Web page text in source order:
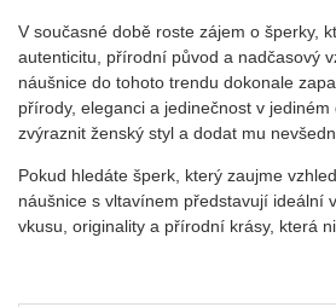
V současné době roste zájem o šperky,
autenticitu, přírodní původ a nadčasový
náušnice do tohoto trendu dokonale
přírody, eleganci a jedinečnost v
zvýraznit ženský styl a dodat mu
Pokud hledáte šperk, který zaujme
náušnice s vltavínem představují ideální
vkusu, originality a přírodní krásy, která